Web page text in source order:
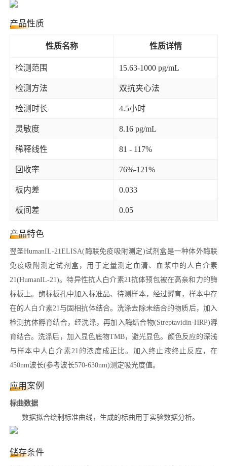
产品性质
性质名称 性质详情
检测范围 15.63-1000 pg/mL
检测方法 双抗夹心法
检测时长 4.5小时
灵敏度 8.16 pg/mL
稀释线性 81 - 117%
回收率 76%-121%
板内差 0.033
板间差 0.05
产品特色
翌圣HumanIL-21ELISA(酶联免疫吸附测定)试剂盒是一种体外酶联
免疫吸附测定试剂盒，用于定量测定血清、血浆中的人白介素
21(HumanIL-21)。特异性抗人白介素21抗体预包被在高亲和力的酶
标板上。酶标板孔中加入标准品、待测样本，经过孵育，样本中存
在的人白介素21与固相抗体结合。洗涤去除未结合的物质后，加入
检测抗体孵育结合，经洗涤，再加入酶结合物(Streptavidin-HRP)孵
育结合。洗涤后，加入显色底物TMB，避光显色。颜色反应的深浅
与样本中人白介素21的浓度成正比。加入终止液终止反应，在
450nm波长(参考波长570-630nm)测定吸光度值。
应用案例
标曲数据
数据拟合绘制标准曲线，生成的标曲用于实验数据分析。
储存条件